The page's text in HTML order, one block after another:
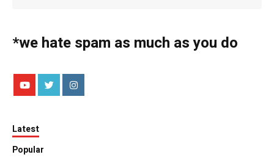
*we hate spam as much as you do
Latest
Popular